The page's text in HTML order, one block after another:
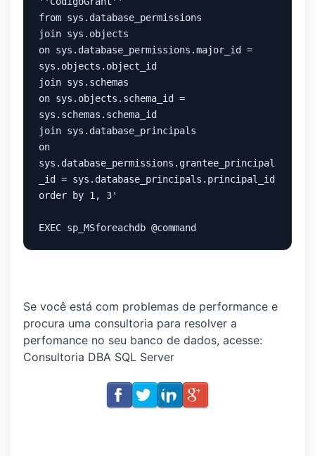
from sys.database_permissions
join sys.objects
on sys.database_permissions.major_id =
sys.objects.object_id
join sys.schemas
on sys.objects.schema_id =
sys.schemas.schema_id
join sys.database_principals
on
sys.database_permissions.grantee_principal
_id = sys.database_principals.principal_id
order by 1, 3'
EXEC sp_MSforeachdb @command
Se você está com problemas de performance e
procura uma consultoria para resolver a
perfomance no seu banco de dados, acesse:
Consultoria DBA SQL Server